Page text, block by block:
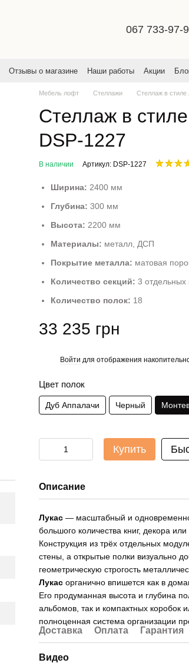
067 733-97-
Отзывы о магазине Наши работы Акции
Мебель лофт Стеллажи Стеллаж в стиле
Стеллаж в
DSP-1227
В наличии Артикул: DSP-1227
Ширина: 2400 мм
Глубина: 300 мм
Высота: 2200 мм
Материалы: металл, ДСП
Покрытие металла: матовая
Количество секций: 3
Количество полок: 18
33 235 грн
Войти для отображения
Цвет полок
Дуб Аппалачи Черный
Купить
Описание
Лукас — масштабный и
большого количества книг, декора
Конструкция из трёх отдельных
стены, а открытые полки визуально
геометрическую строгость
Лукас органично впишется как в
Его продуманная высота и глубина
альбомов, так и компактных коробок
полноценная система организации
Доставка Оплата Гарантия
Видео